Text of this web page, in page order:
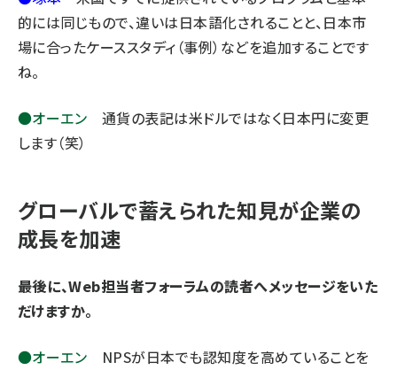
的には同じもので、違いは日本語化されることと、日本市
場に合ったケーススタディ（事例）などを追加することです
ね。
●オーエン 通貨の表記は米ドルではなく日本円に変更
します（笑）
グローバルで蓄えられた知見が企業の
成長を加速
――最後に、Web担当者フォーラムの読者へメッセージをいた
だけますか。
●オーエン NPSが日本でも認知度を高めていることを